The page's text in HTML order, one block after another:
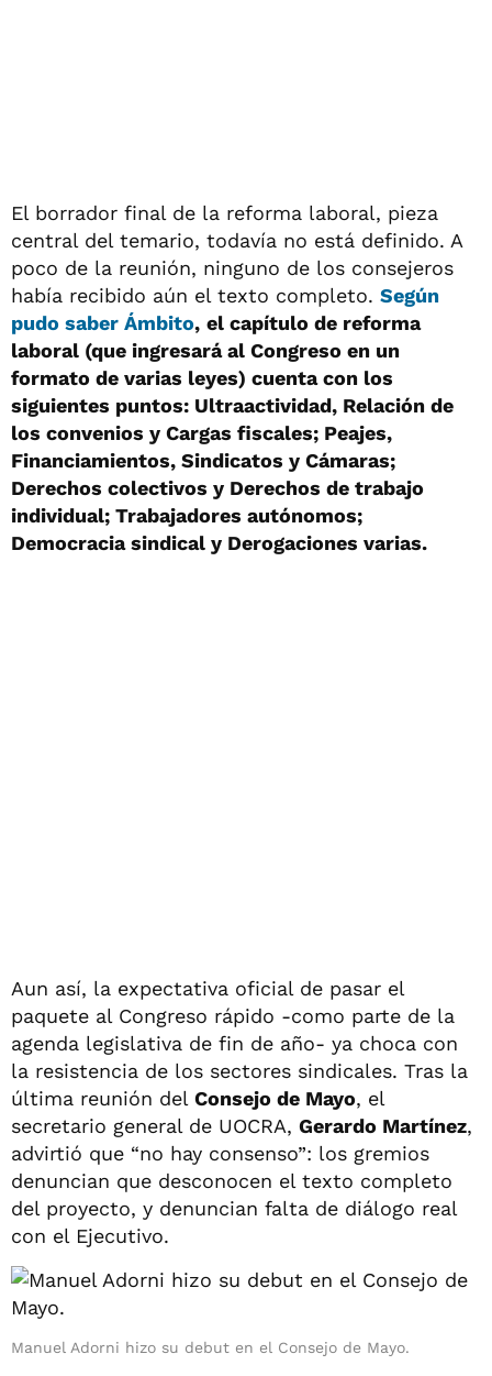
El borrador final de la reforma laboral, pieza
central del temario, todavía no está definido. A
poco de la reunión, ninguno de los consejeros
había recibido aún el texto completo. Según
pudo saber Ámbito, el capítulo de reforma
laboral (que ingresará al Congreso en un
formato de varias leyes) cuenta con los
siguientes puntos: Ultraactividad, Relación de
los convenios y Cargas fiscales; Peajes,
Financiamientos, Sindicatos y Cámaras;
Derechos colectivos y Derechos de trabajo
individual; Trabajadores autónomos;
Democracia sindical y Derogaciones varias.
Aun así, la expectativa oficial de pasar el
paquete al Congreso rápido -como parte de la
agenda legislativa de fin de año- ya choca con
la resistencia de los sectores sindicales. Tras la
última reunión del Consejo de Mayo, el
secretario general de UOCRA, Gerardo Martínez,
advirtió que “no hay consenso”: los gremios
denuncian que desconocen el texto completo
del proyecto, y denuncian falta de diálogo real
con el Ejecutivo.
Manuel Adorni hizo su debut en el Consejo de Mayo.